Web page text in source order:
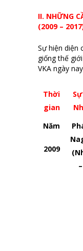
II. NHỮNG
(2009 –
Sự hiện diện
giống thế
VKA ngày
Thời
gian
Năm
2009